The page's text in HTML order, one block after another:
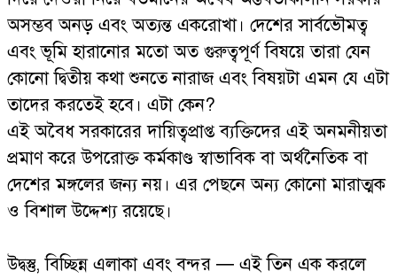
অসম্ভব অনড় এবং অত্যন্ত একরোখা। দেশের সার্বভৌমত্ব
এবং ভূমি হারানোর মতো অত গুরুত্বপূর্ণ বিষয়ে তারা যেন
কোনো দ্বিতীয় কথা শুনতে নারাজ এবং বিষয়টা এমন যে এটা
তাদের করতেই হবে। এটা কেন?
এই অবৈধ সরকারের দায়িত্বপ্রাপ্ত ব্যক্তিদের এই অনমনীয়তা
প্রমাণ করে উপরোক্ত কর্মকাণ্ড স্বাভাবিক বা অর্থনৈতিক বা
দেশের মঙ্গলের জন্য নয়। এর পেছনে অন্য কোনো মারাত্মক
ও বিশাল উদ্দেশ্য রয়েছে।
উদ্বস্তু, বিচ্ছিন্ন এলাকা এবং বন্দর — এই তিন এক করলে